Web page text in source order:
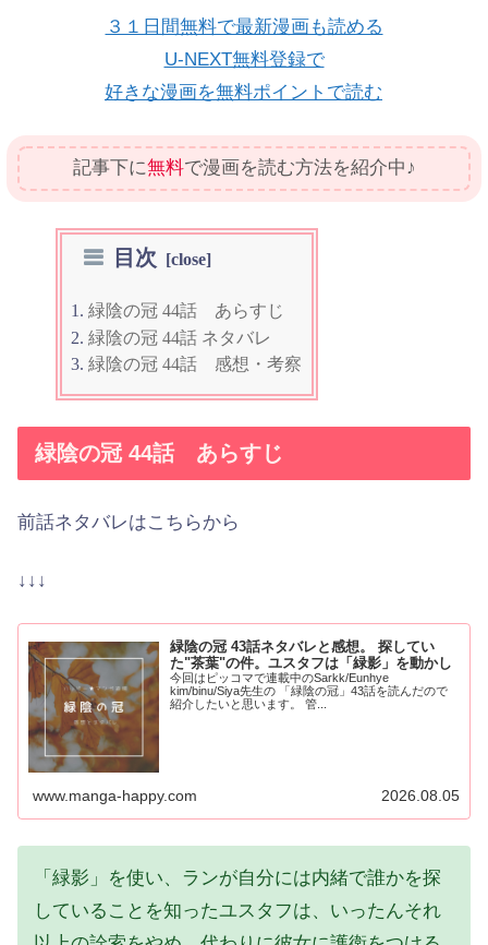
３１日間無料で最新漫画も読める
U-NEXT無料登録で
好きな漫画を無料ポイントで読む
記事下に無料で漫画を読む方法を紹介中♪
目次
緑陰の冠 44話 あらすじ
緑陰の冠 44話 ネタバレ
緑陰の冠 44話 感想・考察
緑陰の冠 44話 あらすじ
前話ネタバレはこちらから
↓↓↓
緑陰の冠 43話ネタバレと感想。 探してい
た"茶葉"の件。ユスタフは「緑影」を動かし
今回はピッコマで連載中のSarkk/Eunhye
kim/binu/Siya先生の 「緑陰の冠」43話を読んだので
紹介したいと思います。 管...
www.manga-happy.com 2026.08.05
「緑影」を使い、ランが自分には内緒で誰かを探
していることを知ったユスタフは、いったんそれ